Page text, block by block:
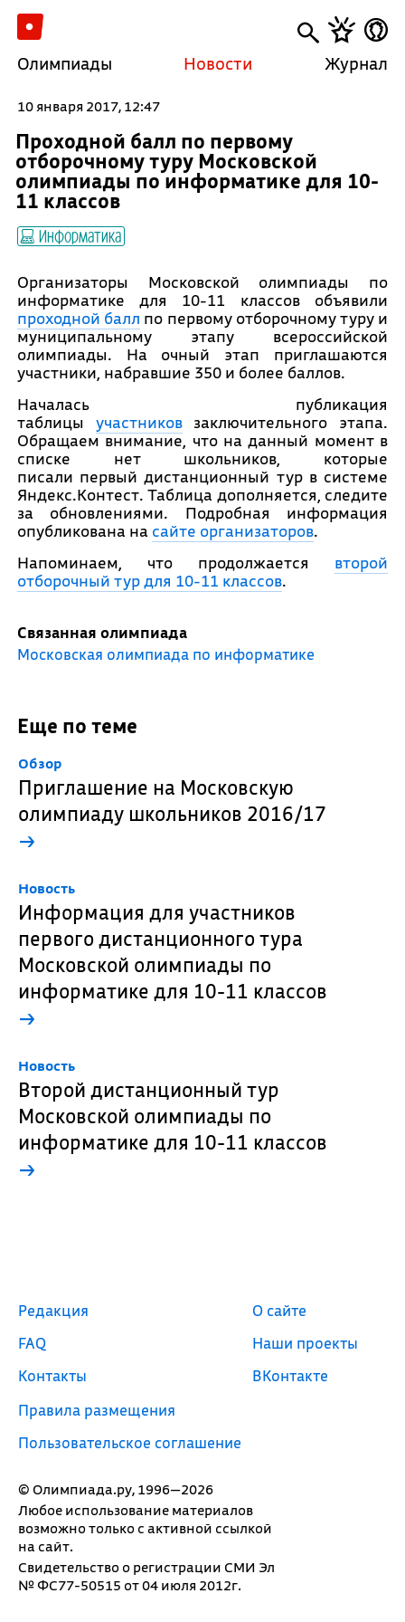
Олимпиады Новости Журнал
10 января 2017, 12:47
Проходной балл по первому
отборочному туру Московской
олимпиады по информатике для 10-
11 классов
Информатика
Организаторы Московской олимпиады по
информатике для 10-11 классов объявили
проходной балл по первому отборочному туру и
муниципальному этапу всероссийской
олимпиады. На очный этап приглашаются
участники, набравшие 350 и более баллов.
Началась публикация
таблицы участниковзаключительного этапа.
Обращаем внимание, что на данный момент в
списке нет школьников, которые
писали первый дистанционный тур в системе
Яндекс.Контест. Таблица дополняется, следите
за обновлениями. Подробная информация
опубликована на сайте организаторов.
Напоминаем, что продолжается второй
отборочный тур для 10-11 классов.
Связанная олимпиада
Московская олимпиада по информатике
Еще по теме
Обзор
Приглашение на Московскую
олимпиаду школьников 2016/17
→
Новость
Информация для участников
первого дистанционного тура
Московской олимпиады по
информатике для 10-11 классов
→
Новость
Второй дистанционный тур
Московской олимпиады по
информатике для 10-11 классов
→
© Олимпиада.ру, 1996—2026
Любое использование материалов
возможно только с активной ссылкой
на сайт.
Свидетельство о регистрации СМИ Эл
№ ФС77-50515 от 04 июля 2012г.
Редакция
FAQ
Контакты
Правила размещения
Пользовательское соглашение
О сайте
Наши проекты
ВКонтакте